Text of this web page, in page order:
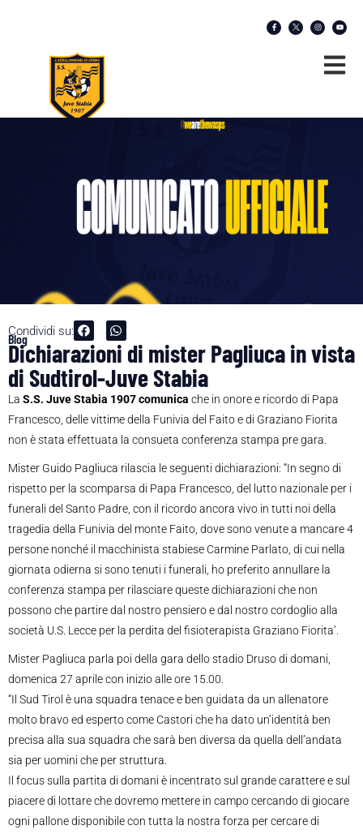
Condividi su:
Blog
Dichiarazioni di mister Pagliuca in vista
di Sudtirol-Juve Stabia
La S.S. Juve Stabia 1907 comunica che in onore e ricordo di Papa
Francesco, delle vittime della Funivia del Faito e di Graziano Fiorita
non è stata effettuata la consueta conferenza stampa pre gara.
Mister Guido Pagliuca rilascia le seguenti dichiarazioni: “In segno di
rispetto per la scomparsa di Papa Francesco, del lutto nazionale per i
funerali del Santo Padre, con il ricordo ancora vivo in tutti noi della
tragedia della Funivia del monte Faito, dove sono venute a mancare 4
persone nonché il macchinista stabiese Carmine Parlato, di cui nella
giornata odierna si sono tenuti i funerali, ho preferito annullare la
conferenza stampa per rilasciare queste dichiarazioni che non
possono che partire dal nostro pensiero e dal nostro cordoglio alla
società U.S. Lecce per la perdita del fisioterapista Graziano Fiorita’.
Mister Pagliuca parla poi della gara dello stadio Druso di domani,
domenica 27 aprile con inizio alle ore 15.00.
“Il Sud Tirol è una squadra tenace e ben guidata da un allenatore
molto bravo ed esperto come Castori che ha dato un’identità ben
precisa alla sua squadra che sarà ben diversa da quella dell’andata
sia per uomini che per struttura.
Il focus sulla partita di domani è incentrato sul grande carattere e sul
piacere di lottare che dovremo mettere in campo cercando di giocare
ogni pallone disponibile con tutta la nostra forza per cercare di